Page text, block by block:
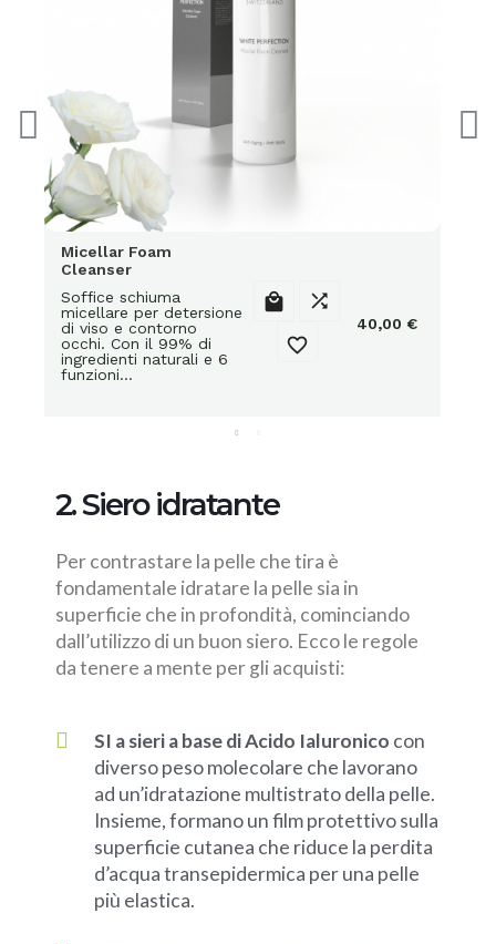
Micellar Foam
Cleanser
Soffice schiuma
micellare per detersione
di viso e contorno
occhi. Con il 99% di
ingredienti naturali e 6
funzioni…



40,00 €
2. Siero idratante
Per contrastare la pelle che tira è
fondamentale idratare la pelle sia in
superficie che in profondità, cominciando
dall’utilizzo di un buon siero. Ecco le regole
da tenere a mente per gli acquisti:
SI a sieri a base di Acido Ialuronico con
diverso peso molecolare che lavorano
ad un’idratazione multistrato della pelle.
Insieme, formano un film protettivo sulla
superficie cutanea che riduce la perdita
d’acqua transepidermica per una pelle
più elastica.